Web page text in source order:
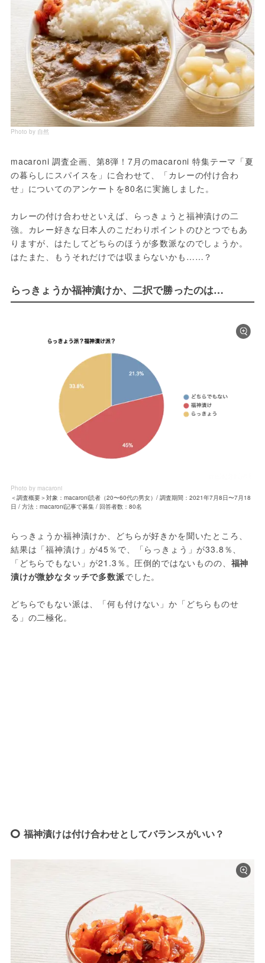
Photo by 自然
macaroni 調査企画、第8弾！7月のmacaroni 特集テーマ「夏
の暮らしにスパイスを」に合わせて、「カレーの付け合わ
せ」についてのアンケートを80名に実施しました。
カレーの付け合わせといえば、らっきょうと福神漬けの二
強。カレー好きな日本人のこだわりポイントのひとつでもあ
りますが、はたしてどちらのほうが多数派なのでしょうか。
はたまた、もうそれだけでは収まらないかも……？
らっきょうか福神漬けか、二択で勝ったのは…
Photo by macaroni
＜調査概要＞対象：macaroni読者（20〜60代の男女）/ 調査期間：2021年7月8日〜7月18
日 / 方法：macaroni記事で募集 / 回答者数：80名
らっきょうか福神漬けか、どちらが好きかを聞いたところ、
結果は「福神漬け」が45％で、「らっきょう」が33.8％、
「どちらでもない」が21.3％。圧倒的ではないものの、 福神
漬けが微妙なタッチで多数派でした。
どちらでもない派は、「何も付けない」か「どちらものせ
る」の二極化。
福神漬けは付け合わせとしてバランスがいい？